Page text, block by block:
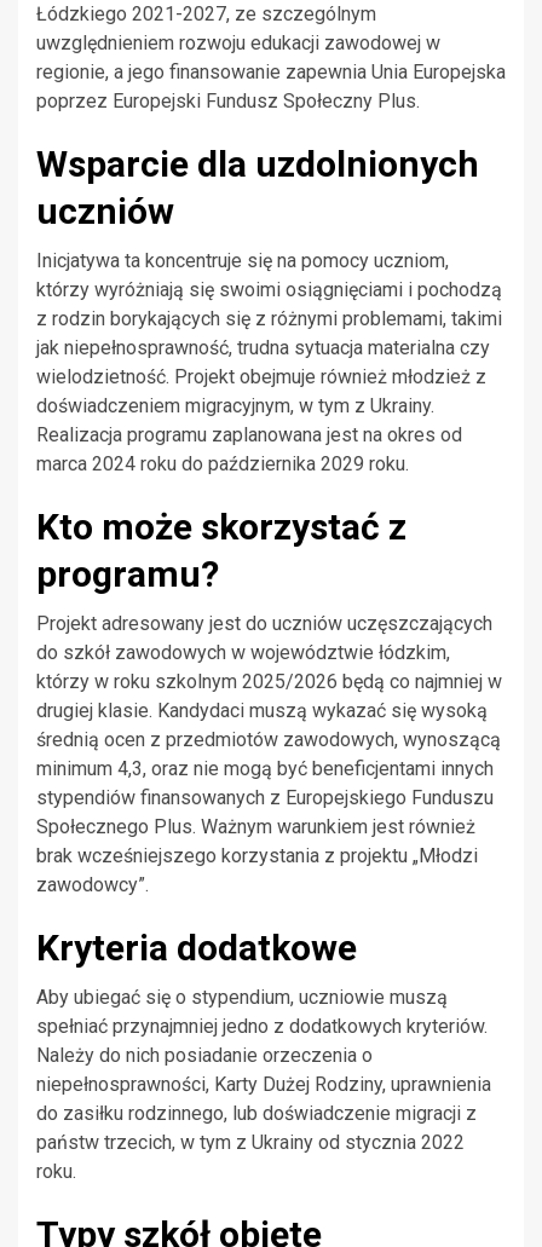
Łódzkiego 2021-2027, ze szczególnym
uwzględnieniem rozwoju edukacji zawodowej w
regionie, a jego finansowanie zapewnia Unia Europejska
poprzez Europejski Fundusz Społeczny Plus.
Wsparcie dla uzdolnionych
uczniów
Inicjatywa ta koncentruje się na pomocy uczniom,
którzy wyróżniają się swoimi osiągnięciami i pochodzą
z rodzin borykających się z różnymi problemami, takimi
jak niepełnosprawność, trudna sytuacja materialna czy
wielodzietność. Projekt obejmuje również młodzież z
doświadczeniem migracyjnym, w tym z Ukrainy.
Realizacja programu zaplanowana jest na okres od
marca 2024 roku do października 2029 roku.
Kto może skorzystać z
programu?
Projekt adresowany jest do uczniów uczęszczających
do szkół zawodowych w województwie łódzkim,
którzy w roku szkolnym 2025/2026 będą co najmniej w
drugiej klasie. Kandydaci muszą wykazać się wysoką
średnią ocen z przedmiotów zawodowych, wynoszącą
minimum 4,3, oraz nie mogą być beneficjentami innych
stypendiów finansowanych z Europejskiego Funduszu
Społecznego Plus. Ważnym warunkiem jest również
brak wcześniejszego korzystania z projektu „Młodzi
zawodowcy”.
Kryteria dodatkowe
Aby ubiegać się o stypendium, uczniowie muszą
spełniać przynajmniej jedno z dodatkowych kryteriów.
Należy do nich posiadanie orzeczenia o
niepełnosprawności, Karty Dużej Rodziny, uprawnienia
do zasiłku rodzinnego, lub doświadczenie migracji z
państw trzecich, w tym z Ukrainy od stycznia 2022
roku.
Typy szkół objęte